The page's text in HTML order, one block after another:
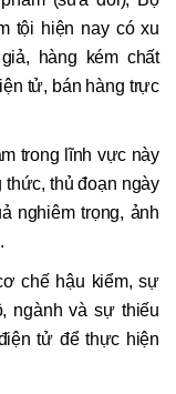
tội hiện nay có xu
hàng kém chất
tử, bán hàng trực
trong lĩnh vực này
thủ đoạn ngày
nghiêm trọng, ảnh
chế hậu kiểm, sự
ngành và sự thiếu
tử để thực hiện